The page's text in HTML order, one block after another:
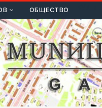
ОБЩЕСТВО